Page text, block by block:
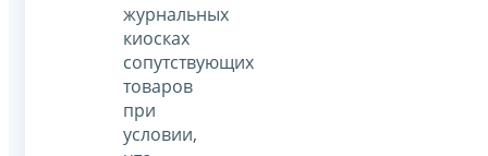
журнальных
киосках
сопутствующих
товаров
при
условии,